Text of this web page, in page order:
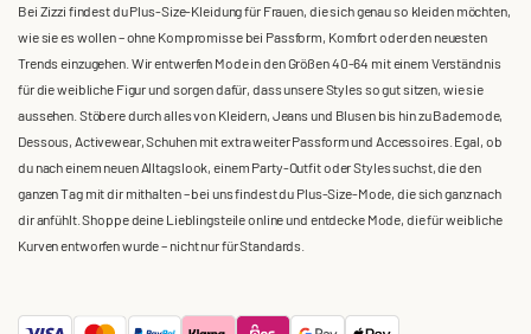
Bei Zizzi findest du Plus-Size-Kleidung für Frauen, die sich genau so kleiden möchten,
wie sie es wollen – ohne Kompromisse bei Passform, Komfort oder den neuesten
Trends einzugehen. Wir entwerfen Mode in den Größen 40-64 mit einem Verständnis
für die weibliche Figur und sorgen dafür, dass unsere Styles so gut sitzen, wie sie
aussehen. Stöbere durch alles von Kleidern, Jeans und Blusen bis hin zu Bademode,
Dessous, Activewear, Schuhen mit extra weiter Passform und Accessoires. Egal, ob
du nach einem neuen Alltagslook, einem Party-Outfit oder Styles suchst, die den
ganzen Tag mit dir mithalten – bei uns findest du Plus-Size-Mode, die sich ganz nach
dir anfühlt. Shoppe deine Lieblingsteile online und entdecke Mode, die für weibliche
Kurven entworfen wurde – nicht nur für Standards.